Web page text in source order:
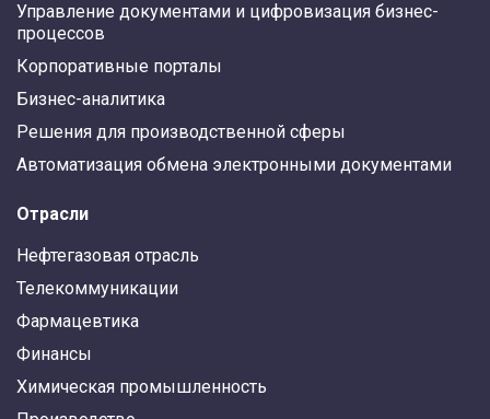
Управление документами и цифровизация бизнес-
процессов
Корпоративные порталы
Бизнес-аналитика
Решения для производственной сферы
Автоматизация обмена электронными документами
Отрасли
Нефтегазовая отрасль
Телекоммуникации
Фармацевтика
Финансы
Химическая промышленность